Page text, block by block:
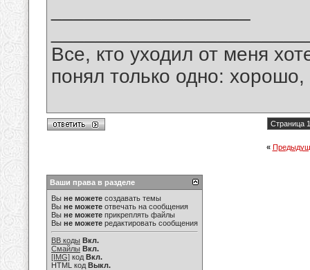
Все, кто уходил от меня
понял только одно:
Страница
«
Ваши права в разделе
Вы не можете создавать темы
Вы не можете отвечать на сообщения
Вы не можете прикреплять файлы
Вы не можете редактировать сообщения
BB коды Вкл.
Смайлы Вкл.
[IMG] код Вкл.
HTML код Выкл.